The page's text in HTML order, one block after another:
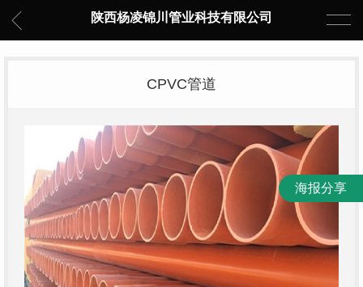
陕西杨凌锦川管业科技有限公司
CPVC管道
海报分享